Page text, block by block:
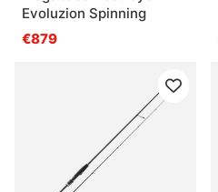
Evoluzion Spinning
€879